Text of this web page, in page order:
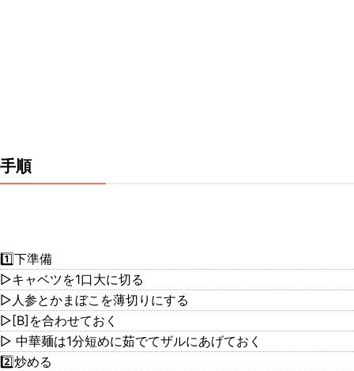
手順
1️⃣下準備
▷キャベツを1口大に切る
▷人参とかまぼこを薄切りにする
▷[B]を合わせておく
▷ 中華麺は1分短めに茹でてザルにあげておく
2️⃣炒める